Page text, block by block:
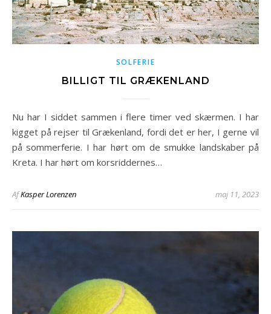
SOLFERIE
BILLIGT TIL GRÆKENLAND
Nu har I siddet sammen i flere timer ved skærmen. I har
kigget på rejser til Grækenland, fordi det er her, I gerne vil
på sommerferie. I har hørt om de smukke landskaber på
Kreta. I har hørt om korsriddernes…
AfKasper Lorenzen maj 11, 2023